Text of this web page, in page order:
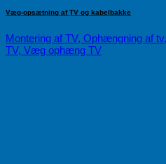
Væg-opsætning af TV og kabelbakke
Montering af TV, Ophængning af
TV, Væg ophæng TV